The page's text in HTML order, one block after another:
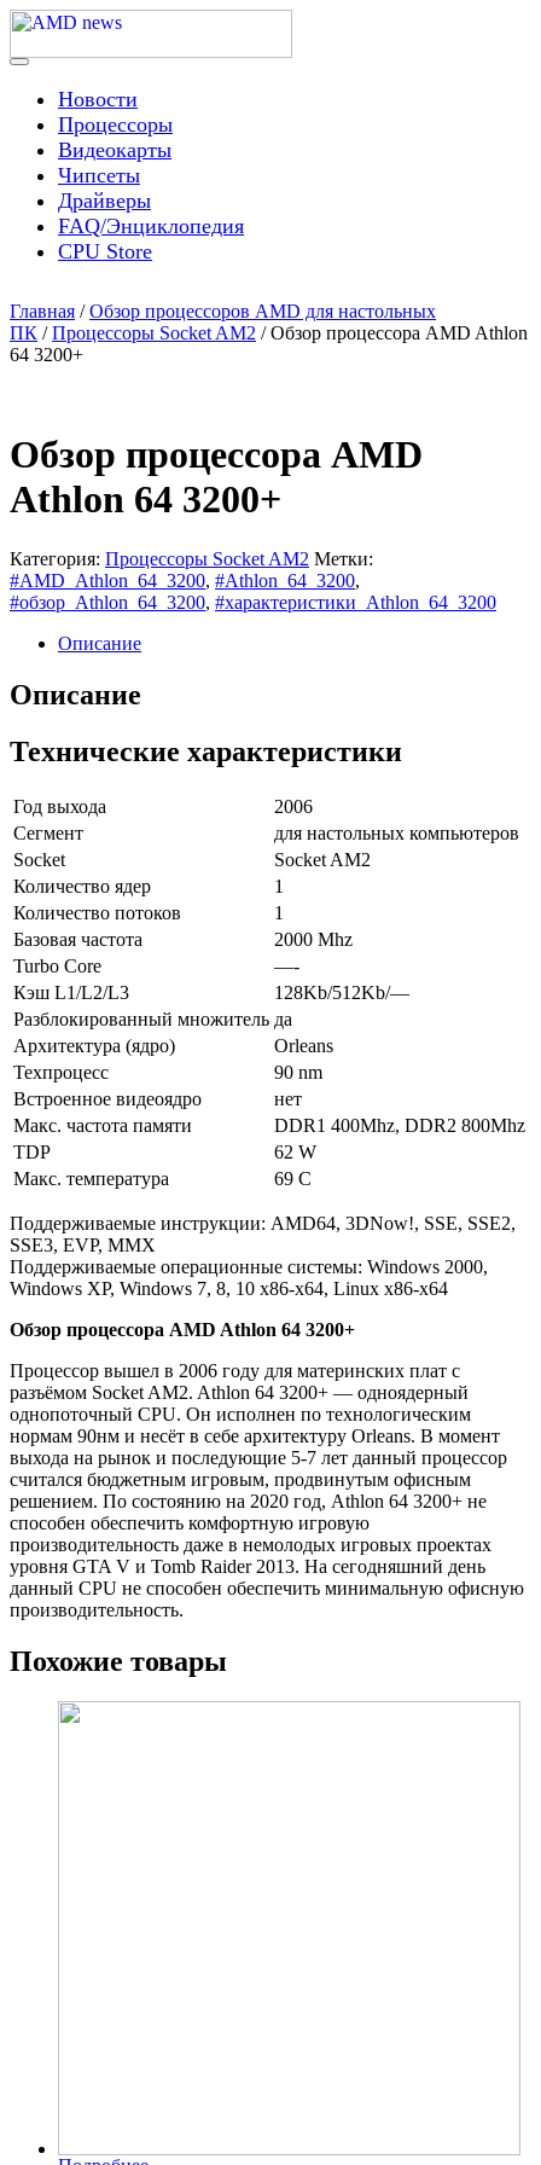
Skip
content
AMD news
Menu
Новости
Процессоры
Видеокарты
Чипсеты
Драйверы
FAQ/Энциклопедия
CPU Store
Главная /Обзор процессоров AMD для настольных
ПК /Процессоры Socket AM2 / Обзор процессора AMD Athlon
64 3200+
Обзор процессора AMD
Athlon 64 3200+
Категория: Процессоры Socket AM2 Метки:
#AMD_Athlon_64_3200, #Athlon_64_3200,
#обзор_Athlon_64_3200, #характеристики_Athlon_64_3200
Описание
Описание
Технические характеристики
Год выхода
2006
Сегмент
для настольных компьютеров
Socket
Socket AM2
Количество ядер
1
Количество потоков
1
Базовая частота
2000 Mhz
Turbo Core
—-
Кэш L1/L2/L3
128Kb/512Kb/—
Разблокированный множитель да
Архитектура (ядро)
Orleans
Техпроцесс
90 nm
Встроенное видеоядро
нет
Макс. частота памяти
DDR1 400Mhz, DDR2 800Mhz
TDP
62 W
Макс. температура
69 C
Поддерживаемые инструкции: AMD64, 3DNow!, SSE, SSE2,
SSE3, EVP, MMX
Поддерживаемые операционные системы: Windows 2000,
Windows XP, Windows 7, 8, 10 x86-x64, Linux x86-x64
Обзор процессора AMD Athlon 64 3200+
Процессор вышел в 2006 году для материнских плат с
разъёмом Socket AM2. Athlon 64 3200+ — одноядерный
однопоточный CPU. Он исполнен по технологическим
нормам 90нм и несёт в себе архитектуру Orleans. В момент
выхода на рынок и последующие 5-7 лет данный процессор
считался бюджетным игровым, продвинутым офисным
решением. По состоянию на 2020 год, Athlon 64 3200+ не
способен обеспечить комфортную игровую
производительность даже в немолодых игровых проектах
уровня GTA V и Tomb Raider 2013. На сегодняшний день
данный CPU не способен обеспечить минимальную офисную
производительность.
Похожие товары